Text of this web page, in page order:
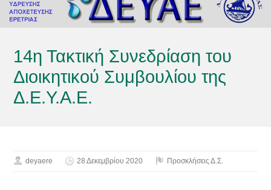
14η Τακτική Συνεδρίαση του
Διοικητικού Συμβουλίου της
Δ.Ε.Υ.Α.Ε.
deyaere 28 Δεκεμβρίου 2020 Προσκλήσεις Δ.Σ.